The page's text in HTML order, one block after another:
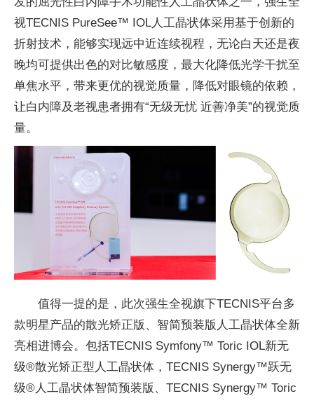
视TECNIS PureSee™ IOL人工晶状体采用基于创新的
折射技术，能够实现远中近连续视程，无论白天还是夜
晚均可提供出色的对比敏感度，最大化降低光学干扰至
单焦水平，带来更优的视觉质量，降低对眼镜的依赖，
让白内障及老视患者拥有“无级无忧 近善净美”的视觉质
量。
值得一提的是，此次强生全视旗下TECNIS平台多
款明星产品的散光矫正版、智简预装版人工晶状体全新
亮相进博会。包括TECNIS Symfony™ Toric IOL新无
级®散光矫正型人工晶状体，TECNIS Synergy™跃无
级®人工晶状体智简预装版、TECNIS Synergy™ Toric